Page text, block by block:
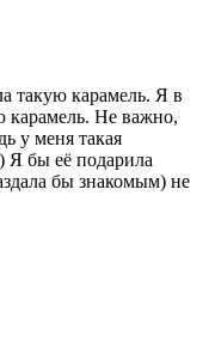
такую карамель. Я в
Не важно,
у меня такая
Я бы её подарила
бы знакомым) не